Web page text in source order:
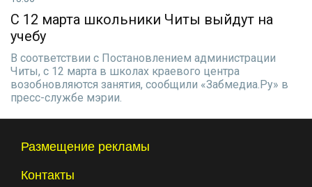
С 12 марта школьники Читы выйдут на
учебу
В соответствии с Постановлением администрации
Читы, с 12 марта в школах краевого центра
возобновляются занятия, сообщили «Забмедиа.Ру» в
пресс-службе мэрии.
Размещение рекламы
Контакты